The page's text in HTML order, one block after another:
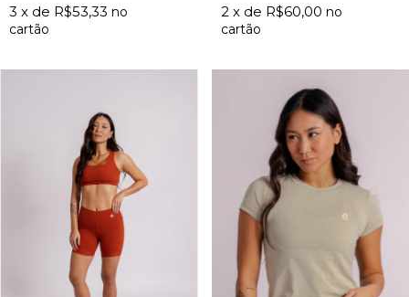
3 x de R$53,33 2 x de R$60,00